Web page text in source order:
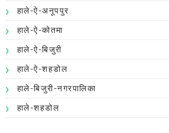
हाले-ऐ-अनूपपुर
हाले-ऐ-कोतमा
हाले-ऐ-बिजुरी
हाले-ऐ-शहडोल
हाले-बिजुरी-नगरपालिका
हाले-शहडोल